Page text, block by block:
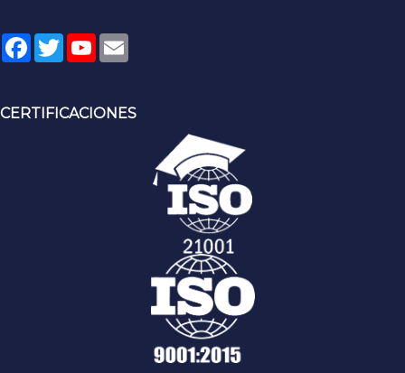
Facebook
TwitterYouTube
CERTIFICACIONES